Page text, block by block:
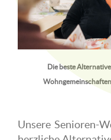
Die beste
Unsere Senioren-